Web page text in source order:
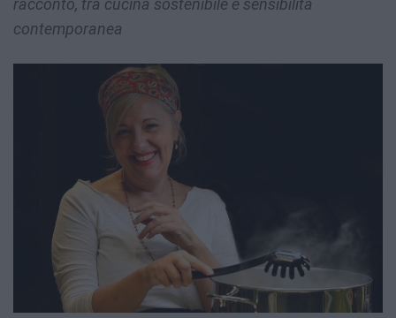
racconto, tra cucina sostenibile e sensibilità
contemporanea